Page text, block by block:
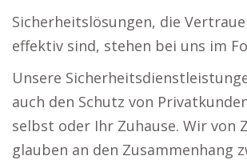
Sicherheitslösungen, die
effektiv sind, stehen bei uns im
Unsere
auch den Schutz von
selbst oder Ihr Zuhause. Wir von
glauben an den Zusammenhang